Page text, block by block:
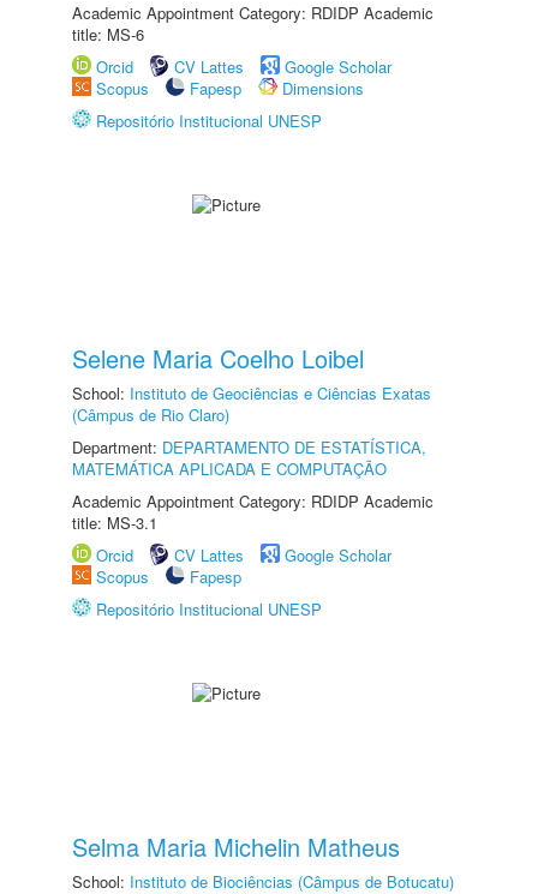
Academic Appointment Category: RDIDP Academic
title: MS-6
Orcid
CV Lattes
Google Scholar
Scopus
Fapesp
Dimensions
Repositório Institucional UNESP
Selene Maria Coelho Loibel
School: Instituto de Geociências e Ciências Exatas
(Câmpus de Rio Claro)
Department: DEPARTAMENTO DE ESTATÍSTICA,
MATEMÁTICA APLICADA E COMPUTAÇÃO
Academic Appointment Category: RDIDP Academic
title: MS-3.1
Orcid
CV Lattes
Google Scholar
Scopus
Fapesp
Repositório Institucional UNESP
Selma Maria Michelin Matheus
School: Instituto de Biociências (Câmpus de Botucatu)